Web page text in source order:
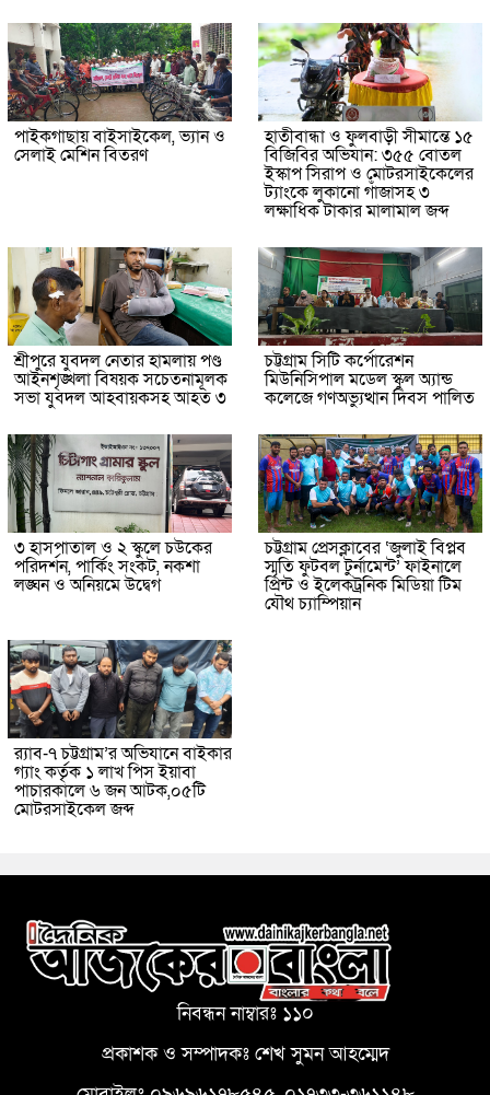
পাইকগাছায় বাইসাইকেল, ভ্যান ও
সেলাই মেশিন বিতরণ
হাতীবান্ধা ও ফুলবাড়ী সীমান্তে ১৫
বিজিবির অভিযান: ৩৫৫ বোতল
ইস্কাপ সিরাপ ও মোটরসাইকেলের
ট্যাংকে লুকানো গাঁজাসহ ৩
লক্ষাধিক টাকার মালামাল জব্দ
শ্রীপুরে যুবদল নেতার হামলায় পণ্ড
আইনশৃঙ্খলা বিষয়ক সচেতনামূলক
সভা যুবদল আহবায়কসহ আহত ৩
চট্টগ্রাম সিটি কর্পোরেশন
মিউনিসিপাল মডেল স্কুল অ্যান্ড
কলেজে গণঅভ্যুত্থান দিবস পালিত
৩ হাসপাতাল ও ২ স্কুলে চউকের
পরিদর্শন, পার্কিং সংকট, নকশা
লঙ্ঘন ও অনিয়মে উদ্বেগ
চট্টগ্রাম প্রেসক্লাবের ‘জুলাই বিপ্লব
স্মৃতি ফুটবল টুর্নামেন্ট’ ফাইনালে
প্রিন্ট ও ইলেকট্রনিক মিডিয়া টিম
যৌথ চ্যাম্পিয়ান
র‌্যাব-৭ চট্টগ্রাম’র অভিযানে বাইকার
গ্যাং কর্তৃক ১ লাখ পিস ইয়াবা
পাচারকালে ৬ জন আটক,০৫টি
মোটরসাইকেল জব্দ
নিবন্ধন নাম্বারঃ ১১০
প্রকাশক ও সম্পাদকঃ শেখ সুমন আহম্মেদ